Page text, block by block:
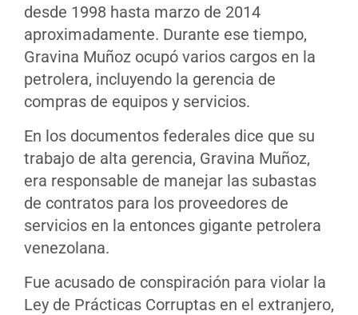
desde 1998 hasta marzo de 2014
aproximadamente. Durante ese tiempo,
Gravina Muñoz ocupó varios cargos en la
petrolera, incluyendo la gerencia de
compras de equipos y servicios.
En los documentos federales dice que su
trabajo de alta gerencia, Gravina Muñoz,
era responsable de manejar las subastas
de contratos para los proveedores de
servicios en la entonces gigante petrolera
venezolana.
Fue acusado de conspiración para violar la
Ley de Prácticas Corruptas en el extranjero,